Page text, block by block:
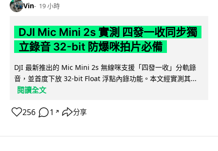
Vin 19 小時
DJI Mic Mini 2s 實測 四發一收同步獨
立錄音 32-bit 防爆咪拍片必備
DJI 最新推出的 Mic Mini 2s 無線咪支援「四發一收」分軌錄
音，並首度下放 32-bit Float 浮點內錄功能。本文經實測其...
閱讀全文
256 1 ↗ 分享